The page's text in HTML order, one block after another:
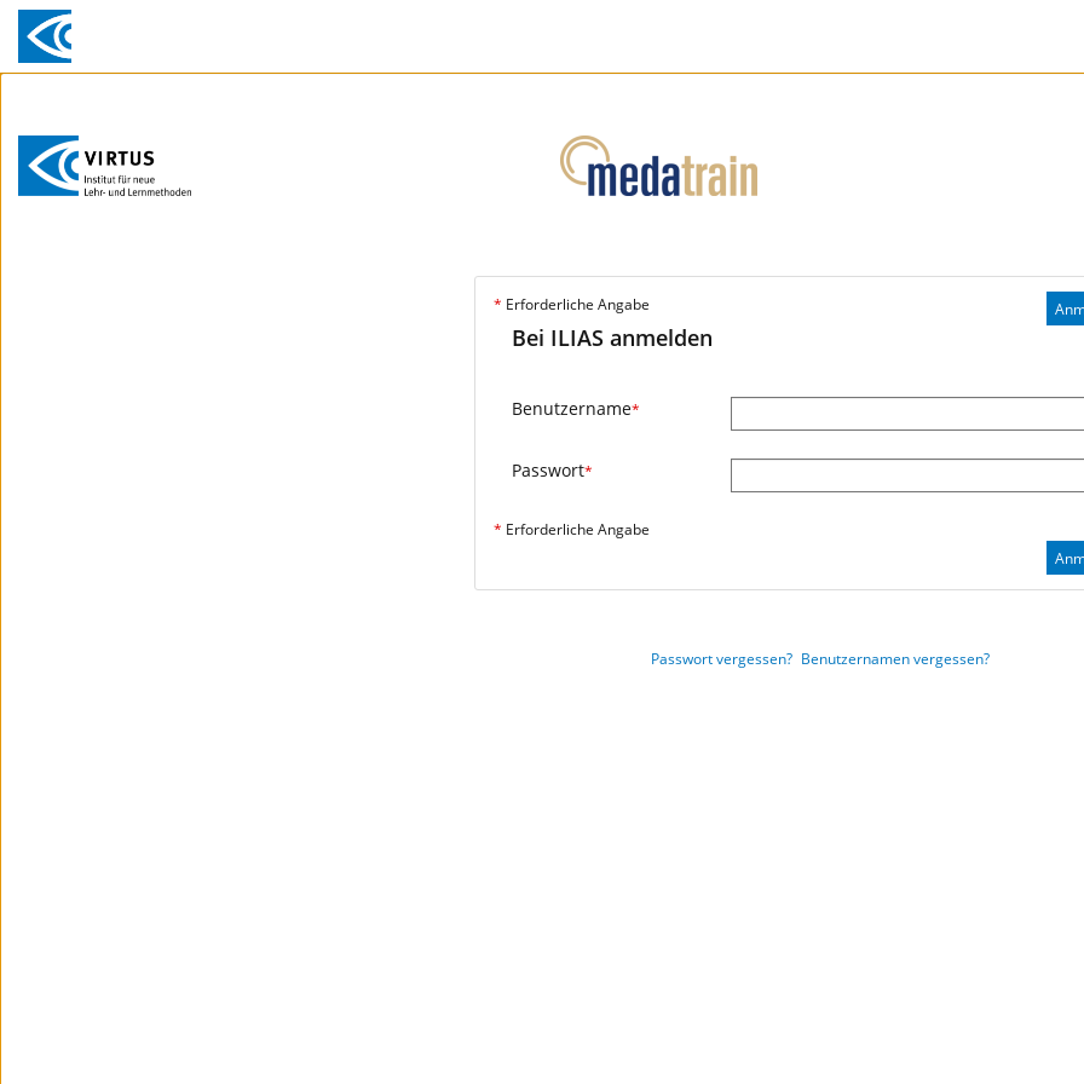
* Erforderliche Angabe
Bei ILIAS anmelden
Benutzername*
Passwort*
* Erforderliche Angabe
Passwort vergessen? Benutzernamen vergessen?